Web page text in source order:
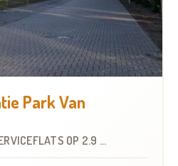
Park Van
OP 2.9 KM